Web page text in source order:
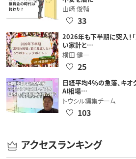
山崎 俊輔
33
2026年も下半期に突入！
い家計と…
横田 健一
25
日経平均4％の急落、キオ
AI相場…
トウシル編集チーム
103
アクセスランキング